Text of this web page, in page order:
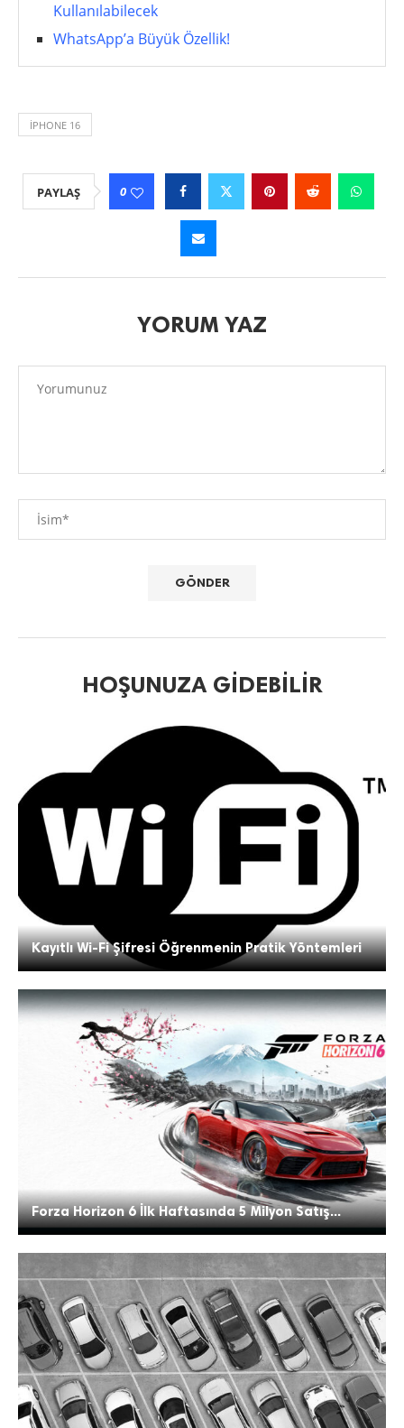
Kullanılabilecek
WhatsApp’a Büyük Özellik!
IPHONE 16
PAYLAŞ 0
YORUM YAZ
HOŞUNUZA GIDEBILIR
Kayıtlı Wi-Fi Şifresi Öğrenmenin Pratik Yöntemleri
Forza Horizon 6 İlk Haftasında 5 Milyon Satış...